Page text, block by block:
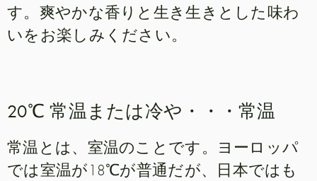
す。爽やかな香りと生き生きとした味わ
いをお楽しみください。
20℃ 常温または冷や・・・常温
常温とは、室温のことです。ヨーロッパ
では室温が18℃が普通だが、日本ではも